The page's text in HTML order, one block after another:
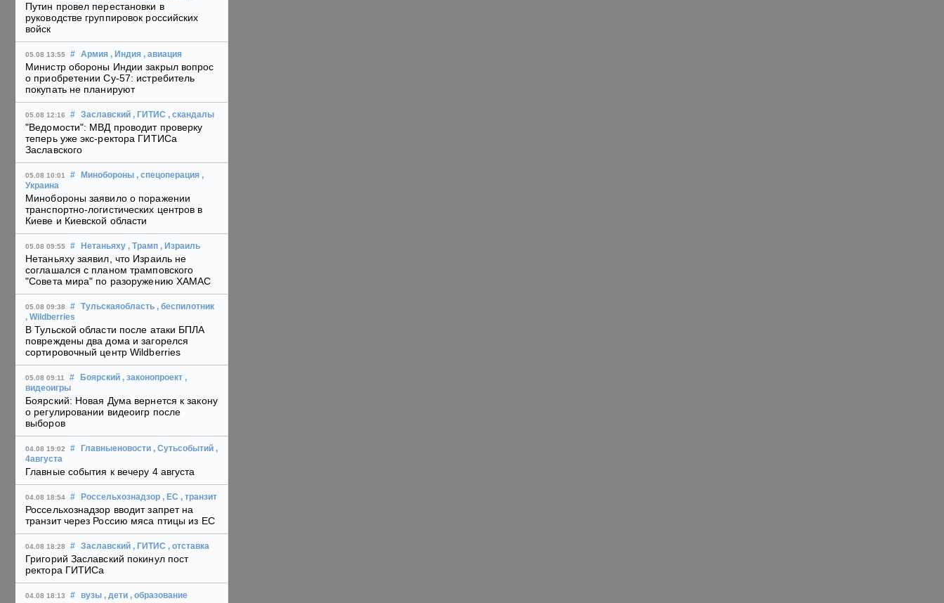
Путин провел перестановки в
руководстве группировок российских
войск
05.08 13:55 # Армия , Индия , авиация
Министр обороны Индии закрыл вопрос
о приобретении Су-57: истребитель
покупать не планируют
05.08 12:16 # Заславский , ГИТИС , скандалы
"Ведомости": МВД проводит проверку
теперь уже экс-ректора ГИТИСа
Заславского
05.08 10:01 # Минобороны , спецоперация ,
Украина
Минобороны заявило о поражении
транспортно-логистических центров в
Киеве и Киевской области
05.08 09:55 # Нетаньяху , Трамп , Израиль
Нетаньяху заявил, что Израиль не
соглашался с планом трамповского
"Совета мира" по разоружению ХАМАС
05.08 09:38 # Тульскаяобласть , беспилотник
, Wildberries
В Тульской области после атаки БПЛА
повреждены два дома и загорелся
сортировочный центр Wildberries
05.08 09:11 # Боярский , законопроект ,
видеоигры
Боярский: Новая Дума вернется к закону
о регулировании видеоигр после
выборов
04.08 19:02 # Главныеновости , Сутьсобытий ,
4августа
Главные события к вечеру 4 августа
04.08 18:54 # Россельхознадзор , ЕС , транзит
Россельхознадзор вводит запрет на
транзит через Россию мяса птицы из ЕС
04.08 18:28 # Заславский , ГИТИС , отставка
Григорий Заславский покинул пост
ректора ГИТИСа
04.08 18:13 # вузы , дети , образование